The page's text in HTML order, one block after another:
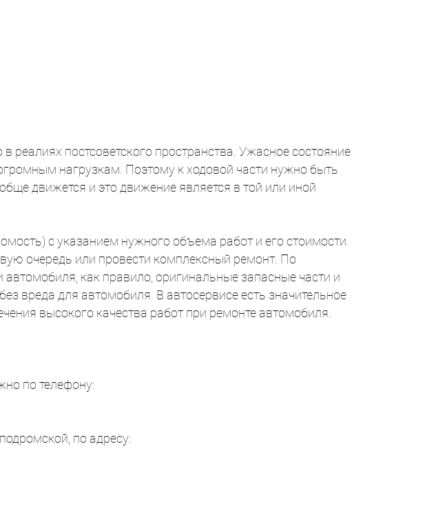
постсоветского пространства. Ужасное состояние
нагрузкам. Поэтому к ходовой части нужно быть
движется и это движение является в той или иной
с указанием нужного объема работ и его стоимости.
очередь или провести комплексный ремонт. По
как правило, оригинальные запасные части и
вреда для автомобиля. В автосервисе есть значительное
высокого качества работ при ремонте автомобиля.
по телефону:
по адресу: